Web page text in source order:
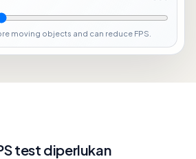
moving objects and can reduce FPS.
test diperlukan